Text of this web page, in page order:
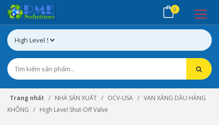
0
Trang nhất NHÀ SẢN XUẤT OCV-USA
VAN XĂNG DẦU HÀNG
KHÔNG
High Level Shut-Off Valve